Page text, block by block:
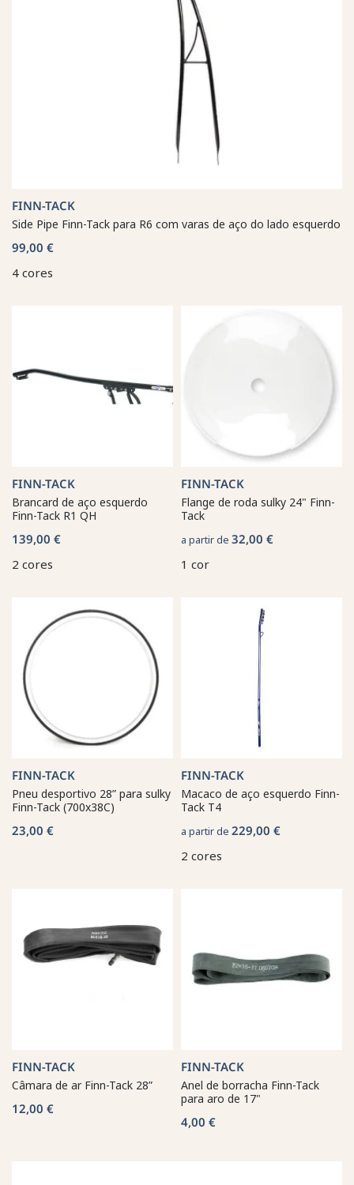
FINN-TACK
Side Pipe Finn-Tack para R6 com varas de aço do lado esquerdo
99,00 €
4 cores
FINN-TACK
Brancard de aço esquerdo
Finn-Tack R1 QH
139,00 €
2 cores
FINN-TACK
Flange de roda sulky 24" Finn-
Tack
a partir de 32,00 €
1 cor
FINN-TACK
Pneu desportivo 28” para sulky
Finn-Tack (700x38C)
23,00 €
FINN-TACK
Macaco de aço esquerdo Finn-
Tack T4
a partir de 229,00 €
2 cores
FINN-TACK
Câmara de ar Finn-Tack 28”
12,00 €
FINN-TACK
Anel de borracha Finn-Tack
para aro de 17"
4,00 €